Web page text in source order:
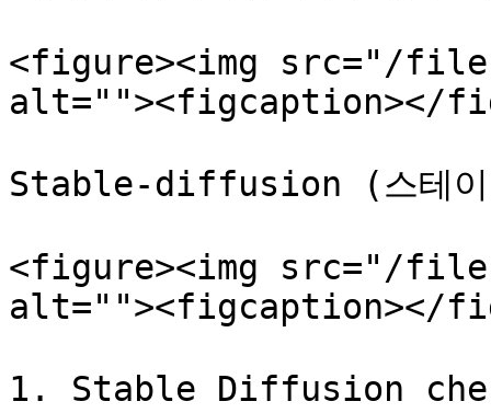
<figure><img src="/
alt=""><figcaption></
Stable-diffusion (스테이
<figure><img src="/files/
alt=""><figcaption></
1. Stable Diffusion